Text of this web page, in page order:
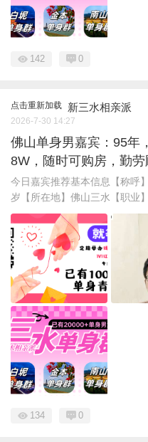
142 0
点击重新加载 新三水相亲派
2026-7-30 14:27
佛山单身男嘉宾：95年
8W，随时可购房，勤劳
今日嘉宾推荐基本信息【称呼
岁【所在地】佛山三水【职业
134 0